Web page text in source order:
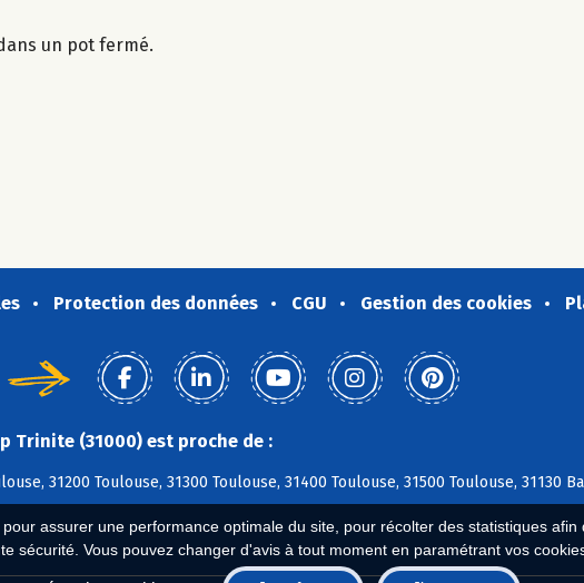
assurer une performance optimale du site, pour récolter des statistiques
sécurité. Vous pouvez changer d'avis à tout moment en paramétrant vos
un pot fermé.
Protection des données CGU Gestion des cookies
Trinite (31000) est proche de :
31200 Toulouse, 31300 Toulouse, 31400 Toulouse, 31500 Toulouse, 31130